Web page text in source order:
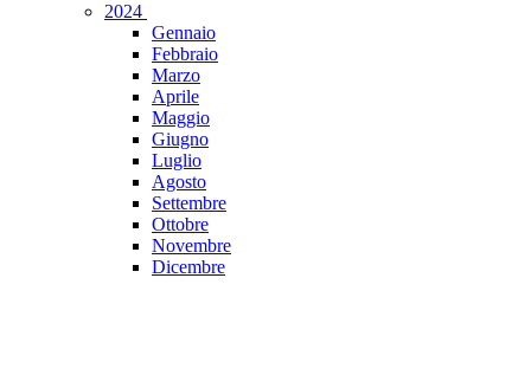
2024
Gennaio
Febbraio
Marzo
Aprile
Maggio
Giugno
Luglio
Agosto
Settembre
Ottobre
Novembre
Dicembre